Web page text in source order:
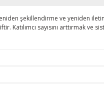
şekillendirme ve yeniden
Katılımcı sayısını arttırmak